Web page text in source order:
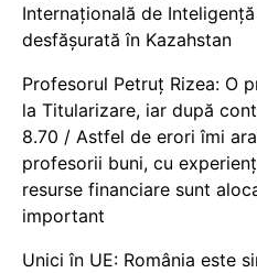
Internațională de
desfășurată în Kazahstan
Profesorul Petruț Rizea: O
la Titularizare, iar după
8.70 / Astfel de erori îmi
profesorii buni, cu
resurse financiare sunt
important
Unici în UE: România este